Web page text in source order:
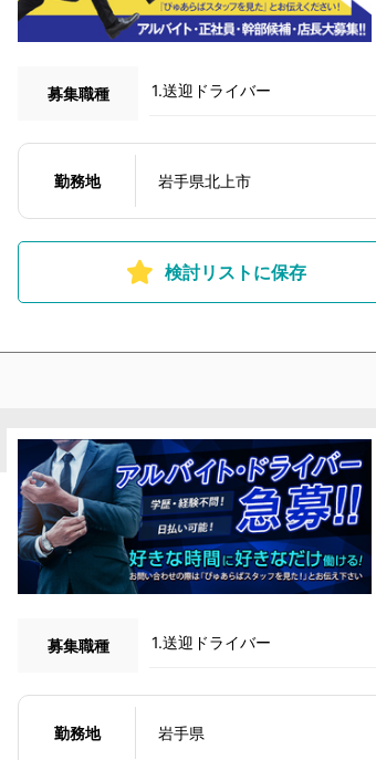
募集職種 1.送迎ドライバー
勤務地 岩手県北上市
検討リストに保存
募集職種 1.送迎ドライバー
勤務地 岩手県